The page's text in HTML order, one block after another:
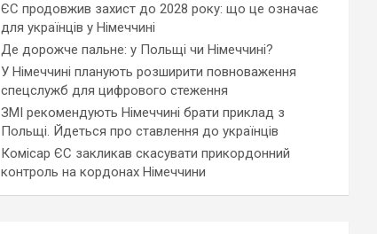
ЄС продовжив захист до 2028 року: що це означає
для українців у Німеччині
Де дорожче пальне: у Польщі чи Німеччині?
У Німеччині планують розширити повноваження
спецслужб для цифрового стеження
ЗМІ рекомендують Німеччині брати приклад з
Польщі. Йдеться про ставлення до українців
Комісар ЄС закликав скасувати прикордонний
контроль на кордонах Німеччини